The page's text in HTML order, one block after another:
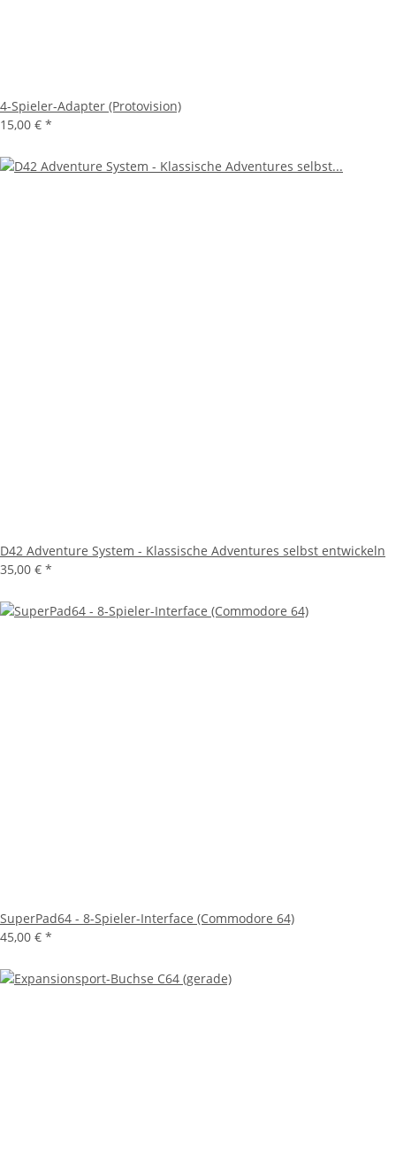
4-Spieler-Adapter (Protovision)
15,00 € *
D42 Adventure System - Klassische Adventures selbst entwickeln
35,00 € *
SuperPad64 - 8-Spieler-Interface (Commodore 64)
45,00 € *